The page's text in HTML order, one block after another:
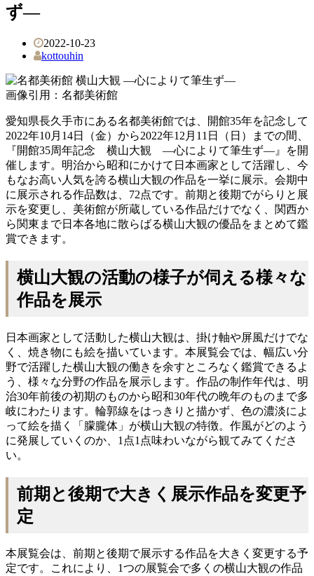
ず—
2022-10-23
kottouhin
画像引用：名都美術館
愛知県長久手市にある名都美術館では、開館35年を記念して
2022年10月14日（金）から2022年12月11日（日）までの間、
『開館35周年記念 横山大観 —心によりて筆生ず—』を開
催します。明治から昭和にかけて日本画家として活躍し、今
もなお高い人気を誇る横山大観の作品を一挙に展示。会期中
に展示される作品数は、72点です。前期と後期でがらりと展
示を変更し、美術館が所蔵している作品だけでなく、関西か
ら関東まで日本各地に散らばる横山大観の優品をまとめて鑑
賞できます。
横山大観の活動の様子が伺える様々な
作品を展示
日本画家として活動した横山大観は、掛け軸や屏風だけでな
く、焼き物にも絵を描いています。本展覧会では、幅広い分
野で活躍した横山大観の働きを余すところなく鑑賞できるよ
う、様々な分野の作品を展示します。作品の制作年代は、明
治30年前後の初期のものから昭和30年代の晩年のものまで多
岐にわたります。輪郭線をはっきりと描かず、色の濃淡によ
って絵を描く「朦朧体」が横山大観の特徴。作風がどのよう
に発展していくのか、1点1点味わいながら観てみてくださ
い。
前期と後期で大きく展示作品を変更予
定
本展覧会は、前期と後期で展示する作品を大きく変更する予
定です。これにより、1つの展覧会で多くの横山大観の作品